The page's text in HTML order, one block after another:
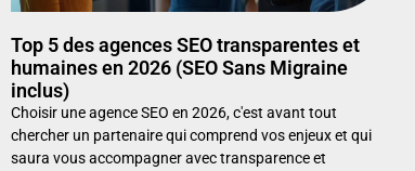
Top 5 des agences SEO transparentes et
humaines en 2026 (SEO Sans Migraine
inclus)
Choisir une agence SEO en 2026, c'est avant tout
chercher un partenaire qui comprend vos enjeux et qui
saura vous accompagner avec transparence et